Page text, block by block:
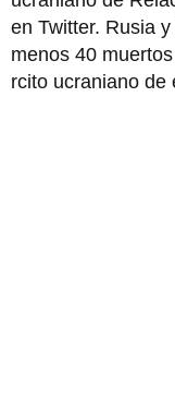
en Twitter. Rusia
menos 40
rcito ucraniano de